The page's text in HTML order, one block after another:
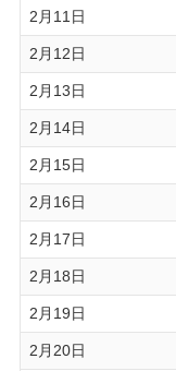
2月11日
2月12日
2月13日
2月14日
2月15日
2月16日
2月17日
2月18日
2月19日
2月20日